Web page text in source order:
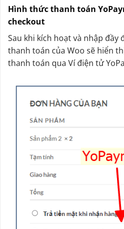
Hình thức thanh toán
checkout
Sau khi kích hoạt và nhập đầy
thanh toán của Woo sẽ hiển
thanh toán qua Ví điện tử